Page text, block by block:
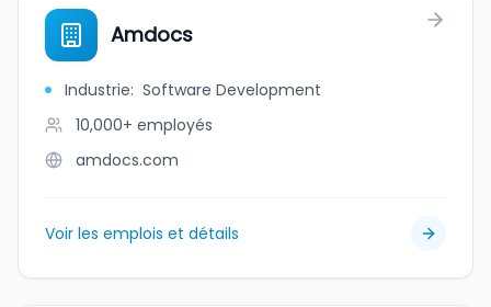
Amdocs
Industrie: Software Development
10,000+ employés
amdocs.com
Voir les emplois et détails